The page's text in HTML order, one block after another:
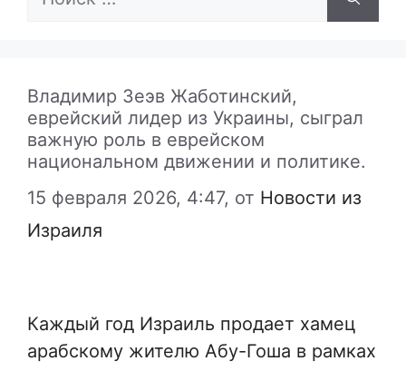
Владимир Зеэв Жаботинский,
еврейский лидер из Украины, сыграл
важную роль в еврейском
национальном движении и политике.
15 февраля 2026, 4:47, от Новости из
Израиля
Каждый год Израиль продает хамец
арабскому жителю Абу-Гоша в рамках